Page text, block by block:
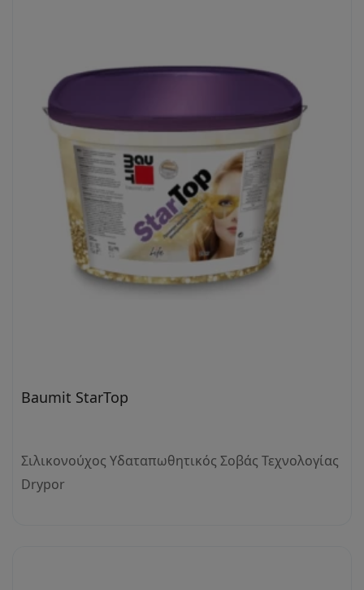
Baumit StarTop
Σιλικονούχος Υδαταπωθητικός Σοβάς Τεχνολογίας
Drypor